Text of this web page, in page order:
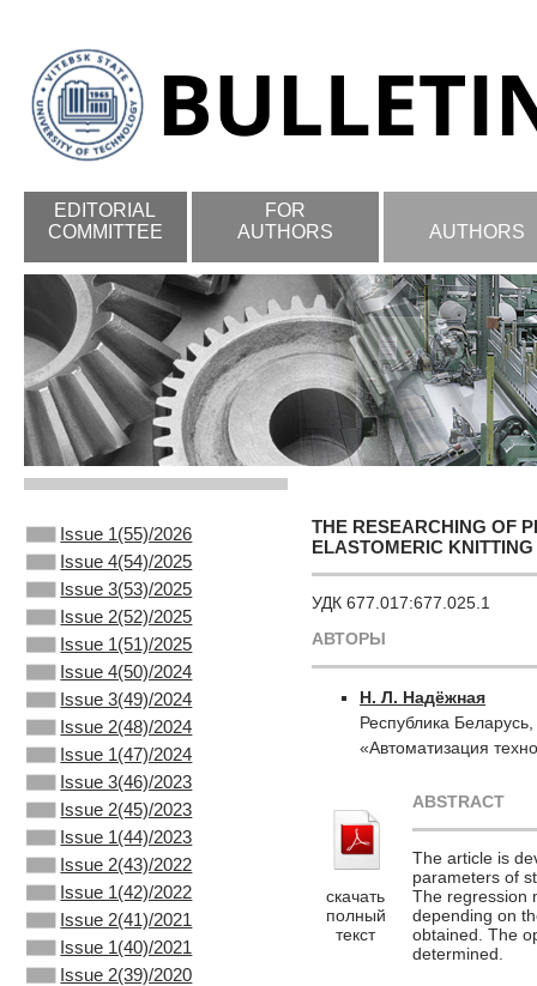
EDITORIAL
COMMITTEE
FOR
AUTHORS
AUTHORS
Issue 1(55)/2026
Issue 4(54)/2025
Issue 3(53)/2025
Issue 2(52)/2025
Issue 1(51)/2025
Issue 4(50)/2024
Issue 3(49)/2024
Issue 2(48)/2024
Issue 1(47)/2024
Issue 3(46)/2023
Issue 2(45)/2023
Issue 1(44)/2023
Issue 2(43)/2022
Issue 1(42)/2022
Issue 2(41)/2021
Issue 1(40)/2021
Issue 2(39)/2020
THE RESEARCHING OF
ELASTOMERIC
УДК 677.017:677.025.1
АВТОРЫ
Н. Л. Надёжная
Республика
«Автоматизация
скачать
полный
текст
ABSTRACT
The article is
parameters of
The regression
depending on
obtained. The
determined.